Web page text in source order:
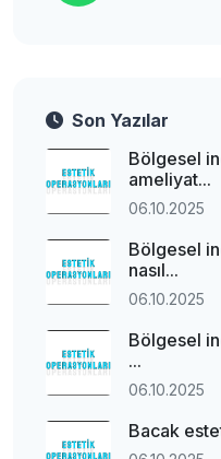
Son Yazılar
Bölgesel
ameliyat...
06.10.2025
Bölgesel
nasıl...
06.10.2025
Bölgesel
...
06.10.2025
Bacak